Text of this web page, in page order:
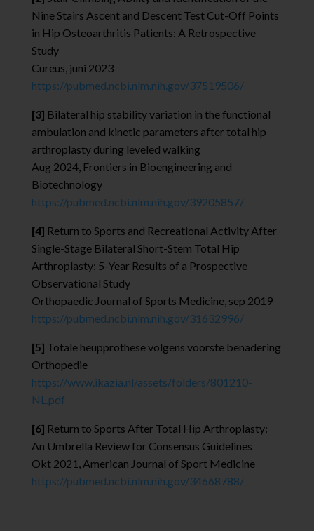
Nine Stairs Ascent and Descent Test Cut-Off Points
in Hip Osteoarthritis Patients: A Retrospective
Study
Cureus, juni 2023
https://pubmed.ncbi.nlm.nih.gov/37519506/
[3] Bilateral hip stability variation in the functional
ambulation and kinetic parameters after total hip
arthroplasty during leveled walking
Aug 2024, Frontiers in Bioengineering and
Biotechnology
https://pubmed.ncbi.nlm.nih.gov/39205857/
[4] Return to Sports and Recreational Activity After
Single-Stage Bilateral Short-Stem Total Hip
Arthroplasty: 5-Year Results of a Prospective
Observational Study
Orthopaedic Journal of Sports Medicine, sep 2019
https://pubmed.ncbi.nlm.nih.gov/31632996/
[5] Totale heupprothese volgens voorste benadering
Orthopedie
https://www.ikazia.nl/assets/folders/801210-
NL.pdf
[6] Return to Sports After Total Hip Arthroplasty:
An Umbrella Review for Consensus Guidelines
Okt 2021, American Journal of Sport Medicine
https://pubmed.ncbi.nlm.nih.gov/34668788/